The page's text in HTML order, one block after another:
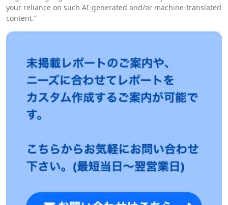
your reliance on such AI-generated and/or machine-translated
content.”